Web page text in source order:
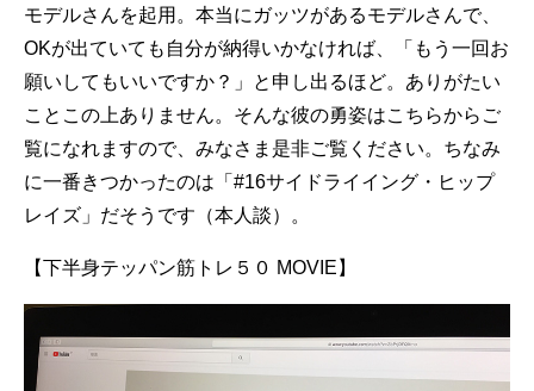
モデルさんを起用。本当にガッツがあるモデルさんで、
OKが出ていても自分が納得いかなければ、「もう一回お
願いしてもいいですか？」と申し出るほど。ありがたい
ことこの上ありません。そんな彼の勇姿はこちらからご
覧になれますので、みなさま是非ご覧ください。ちなみ
に一番きつかったのは「#16サイドライイング・ヒップ
レイズ」だそうです（本人談）。
【下半身テッパン筋トレ５０ MOVIE】